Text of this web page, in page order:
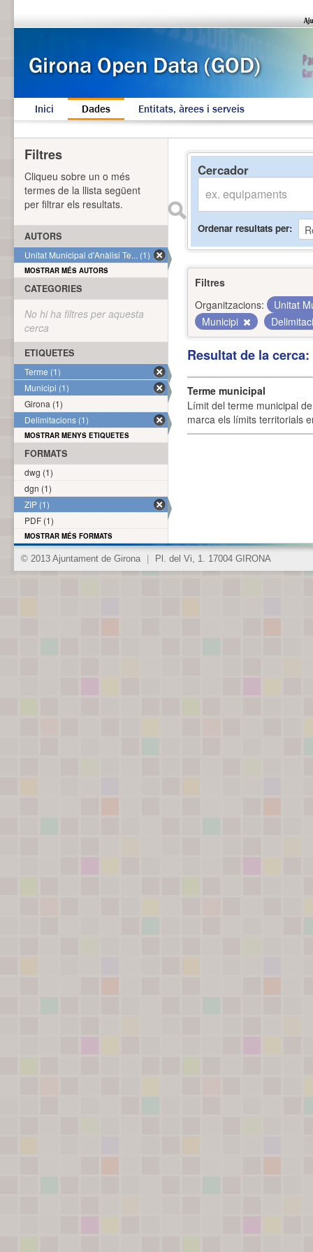
Inici Dades Entitats, àrees i serveis
Cercador
Ordenar resultats per
Filtres
Organitzacions:
Unitat
Municipi
Resultat de la
Terme municipal
Límit del terme municipal
marca els límits territorials
Filtres
Cliqueu sobre un o més
termes de la llista següent
per filtrar els resultats.
AUTORS
Unitat Municipal d'Anàlisi Te... (1)
MOSTRAR MÉS AUTORS
CATEGORIES
No hi ha filtres per aquesta
cerca
ETIQUETES
Terme (1)
Municipi (1)
Girona (1)
Delimitacions (1)
MOSTRAR MENYS ETIQUETES
FORMATS
dwg (1)
dgn (1)
ZIP (1)
PDF (1)
MOSTRAR MÉS FORMATS
© 2013 Ajuntament de Girona Pl. del Vi, 1. 17004 GIRONA